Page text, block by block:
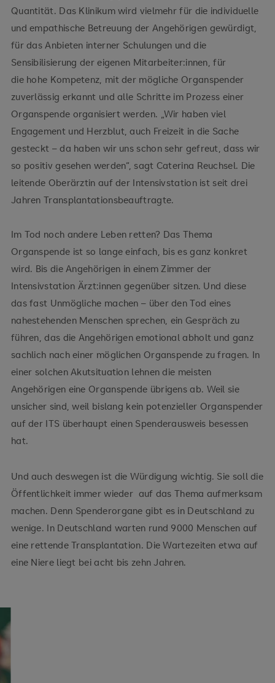
Quantität. Das Klinikum wird vielmehr für die individuelle
und empathische Betreuung der Angehörigen gewürdigt,
für das Anbieten interner Schulungen und die
Sensibilisierung der eigenen Mitarbeiter:innen, für
die hohe Kompetenz, mit der mögliche Organspender
zuverlässig erkannt und alle Schritte im Prozess einer
Organspende organisiert werden. „Wir haben viel
Engagement und Herzblut, auch Freizeit in die Sache
gesteckt – da haben wir uns schon sehr gefreut, dass wir
so positiv gesehen werden“, sagt Caterina Reuchsel. Die
leitende Oberärztin auf der Intensivstation ist seit drei
Jahren Transplantationsbeauftragte.
Im Tod noch andere Leben retten? Das Thema
Organspende ist so lange einfach, bis es ganz konkret
wird. Bis die Angehörigen in einem Zimmer der
Intensivstation Ärzt:innen gegenüber sitzen. Und diese
das fast Unmögliche machen – über den Tod eines
nahestehenden Menschen sprechen, ein Gespräch zu
führen, das die Angehörigen emotional abholt und ganz
sachlich nach einer möglichen Organspende zu fragen. In
einer solchen Akutsituation lehnen die meisten
Angehörigen eine Organspende übrigens ab. Weil sie
unsicher sind, weil bislang kein potenzieller Organspender
auf der ITS überhaupt einen Spenderausweis besessen
hat.
Und auch deswegen ist die Würdigung wichtig. Sie soll die
Öffentlichkeit immer wieder auf das Thema aufmerksam
machen. Denn Spenderorgane gibt es in Deutschland zu
wenige. In Deutschland warten rund 9000 Menschen auf
eine rettende Transplantation. Die Wartezeiten etwa auf
eine Niere liegt bei acht bis zehn Jahren.